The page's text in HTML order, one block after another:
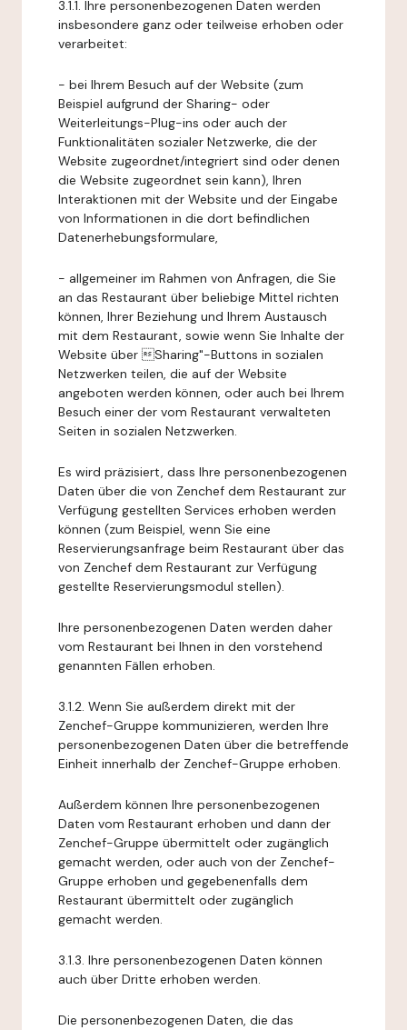
3.1.1. Ihre personenbezogenen Daten werden
insbesondere ganz oder teilweise erhoben oder
verarbeitet:
- bei Ihrem Besuch auf der Website (zum
Beispiel aufgrund der Sharing- oder
Weiterleitungs-Plug-ins oder auch der
Funktionalitäten sozialer Netzwerke, die der
Website zugeordnet/integriert sind oder denen
die Website zugeordnet sein kann), Ihren
Interaktionen mit der Website und der Eingabe
von Informationen in die dort befindlichen
Datenerhebungsformulare,
- allgemeiner im Rahmen von Anfragen, die Sie
an das Restaurant über beliebige Mittel richten
können, Ihrer Beziehung und Ihrem Austausch
mit dem Restaurant, sowie wenn Sie Inhalte der
Website über Sharing"-Buttons in sozialen
Netzwerken teilen, die auf der Website
angeboten werden können, oder auch bei Ihrem
Besuch einer der vom Restaurant verwalteten
Seiten in sozialen Netzwerken.
Es wird präzisiert, dass Ihre personenbezogenen
Daten über die von Zenchef dem Restaurant zur
Verfügung gestellten Services erhoben werden
können (zum Beispiel, wenn Sie eine
Reservierungsanfrage beim Restaurant über das
von Zenchef dem Restaurant zur Verfügung
gestellte Reservierungsmodul stellen).
Ihre personenbezogenen Daten werden daher
vom Restaurant bei Ihnen in den vorstehend
genannten Fällen erhoben.
3.1.2. Wenn Sie außerdem direkt mit der
Zenchef-Gruppe kommunizieren, werden Ihre
personenbezogenen Daten über die betreffende
Einheit innerhalb der Zenchef-Gruppe erhoben.
Außerdem können Ihre personenbezogenen
Daten vom Restaurant erhoben und dann der
Zenchef-Gruppe übermittelt oder zugänglich
gemacht werden, oder auch von der Zenchef-
Gruppe erhoben und gegebenenfalls dem
Restaurant übermittelt oder zugänglich
gemacht werden.
3.1.3. Ihre personenbezogenen Daten können
auch über Dritte erhoben werden.
Die personenbezogenen Daten, die das